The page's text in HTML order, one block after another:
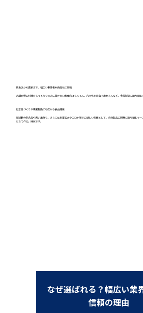
飲食店から農家まで、幅広い事業者が商品化に挑戦
店舗自慢の料理をもっと多くの方に届けたい飲食店はもちろん、六次化を目指す農家さんなど、食品製造に取り組む
記念品づくりや事業転換にも広がる食品開発
部活動の記念品や思い出作り、さらには事業拡大やコロナ禍での新しい挑戦として、自社製品の開発に取り組むケ
たちで作る」時代です。
なぜ選ばれる？幅広い業
信頼の理由